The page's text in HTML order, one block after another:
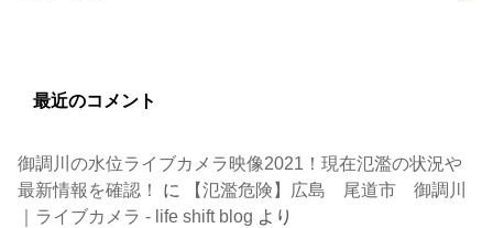
最近のコメント
御調川の水位ライブカメラ映像2021！現在氾濫の状況や
最新情報を確認！
に
【氾濫危険】広島 尾道市 御調川
｜ライブカメラ - life shift blog より